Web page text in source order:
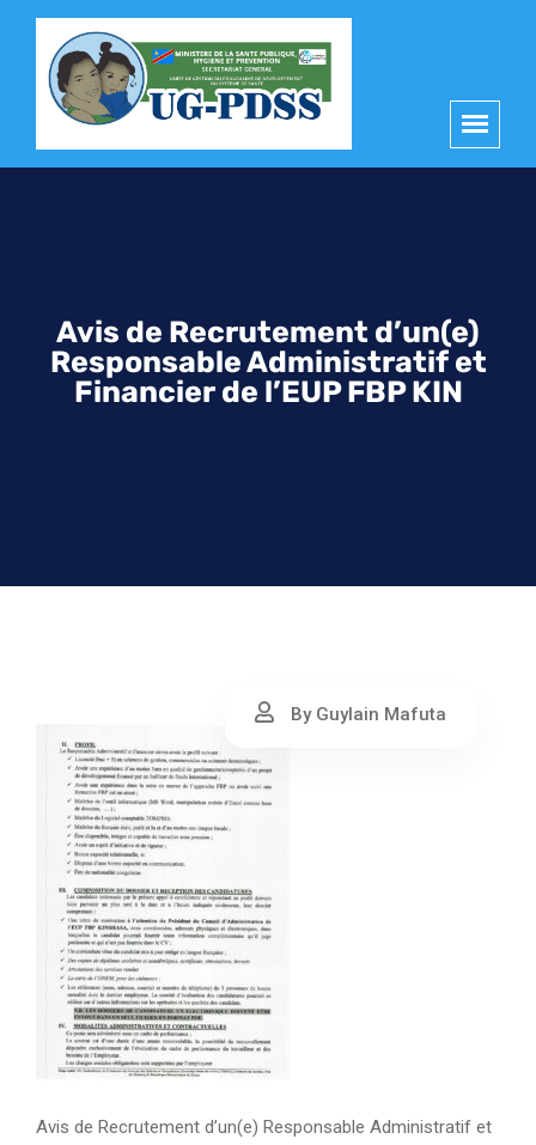
Avis de Recrutement d’un(e)
Responsable Administratif et
Financier de l’EUP FBP KIN
By Guylain Mafuta
Avis de Recrutement d’un(e) Responsable Administratif et